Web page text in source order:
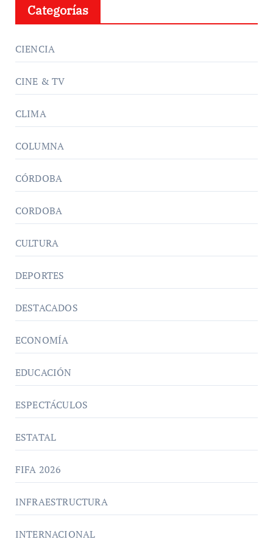
Categorías
CIENCIA
CINE & TV
CLIMA
COLUMNA
CÓRDOBA
CORDOBA
CULTURA
DEPORTES
DESTACADOS
ECONOMÍA
EDUCACIÓN
ESPECTÁCULOS
ESTATAL
FIFA 2026
INFRAESTRUCTURA
INTERNACIONAL